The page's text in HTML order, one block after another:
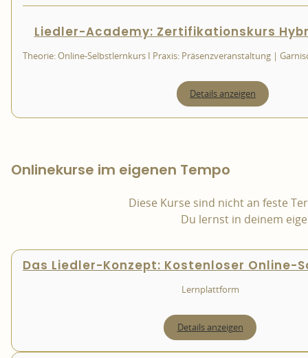
Liedler-Academy: Zertifikationskurs
Theorie: Online-Selbstlernkurs I Praxis: Präsenzveranstaltung |
Details anzeigen
Onlinekurse im eigenen Tempo
Diese Kurse sind nicht an feste
Du lernst in deinem
Das Liedler-Konzept: Kostenloser Online-
Lernplattform
Details anzeigen